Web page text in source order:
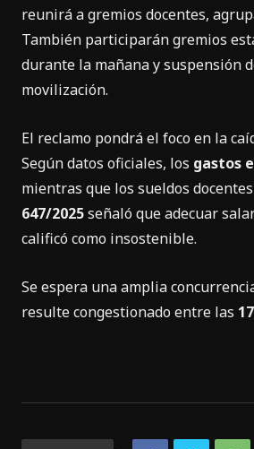
reunirá a gremios docentes,
También participarán gremios
durante la mañana y suspensión
movilización.
El reclamo pondrá el foco en la
Según datos oficiales, los gastos
mientras que los sueldos
647/2025señaló que adecuar
calificó como insostenible.
Se espera una amplia
resulte congestionado entre las